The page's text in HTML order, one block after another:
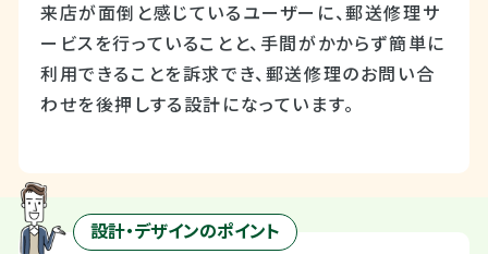
来店が面倒と感じているユーザーに、郵送修理サ
ービスを行っていることと、手間がかからず簡単に
利用できることを訴求でき、郵送修理のお問い合
わせを後押しする設計になっています。
設計・デザインのポイント